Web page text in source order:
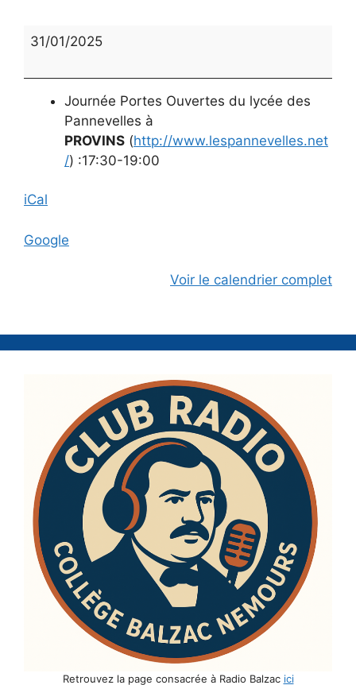
JPO
31/01/2025
Journée Portes Ouvertes du lycée des
Pannevelles à
PROVINS (http://www.lespannevelles.net
/) :17:30-19:00
iCal
Google
Voir le calendrier complet
Retrouvez la page consacrée à Radio Balzac ici